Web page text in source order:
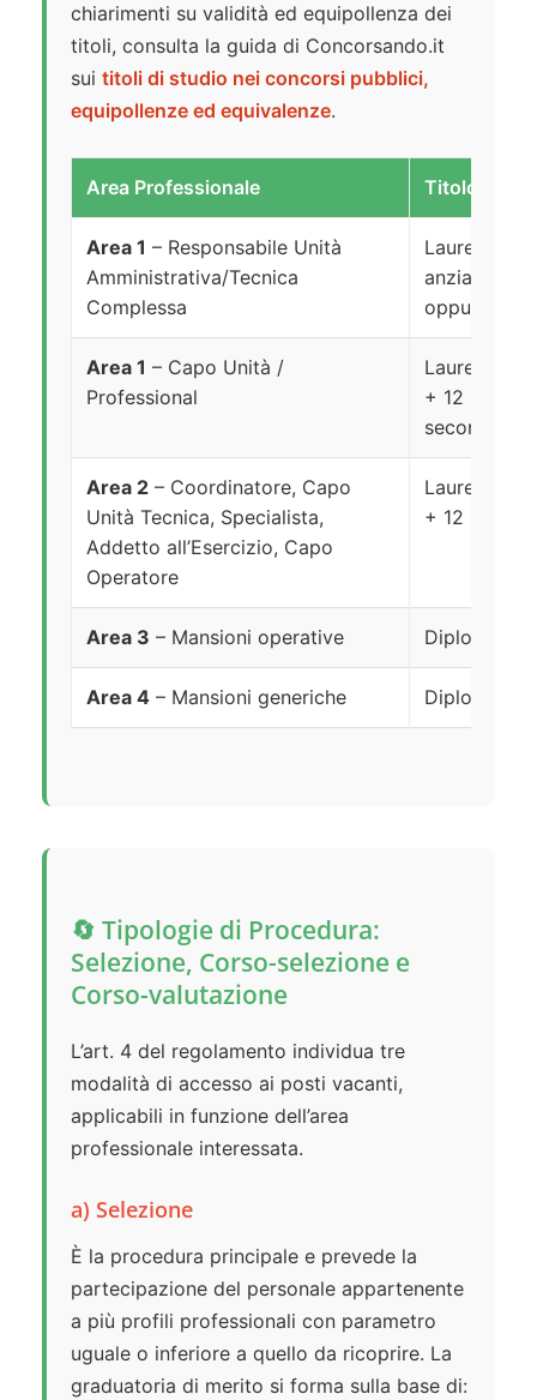
chiarimenti su validità ed equipollenza dei
titoli, consulta la guida di Concorsando.it
sui titoli di studio nei concorsi pubblici,
equipollenze ed equivalenze.
Area Professionale Titolo
Area 1 – Responsabile Unità
Amministrativa/Tecnica
Complessa
Laurea
anzianità
oppure
Area 1 – Capo Unità /
Professional
Laurea
+ 12 mesi,
secondaria
Area 2 – Coordinatore, Capo
Unità Tecnica, Specialista,
Addetto all’Esercizio, Capo
Operatore
Laurea
+ 12 mesi,
Area 3 – Mansioni operative Diploma di
Area 4 – Mansioni generiche Diploma di
🔄 Tipologie di Procedura:
Selezione, Corso-selezione e
Corso-valutazione
L’art. 4 del regolamento individua tre
modalità di accesso ai posti vacanti,
applicabili in funzione dell’area
professionale interessata.
a) Selezione
È la procedura principale e prevede la
partecipazione del personale appartenente
a più profili professionali con parametro
uguale o inferiore a quello da ricoprire. La
graduatoria di merito si forma sulla base di: